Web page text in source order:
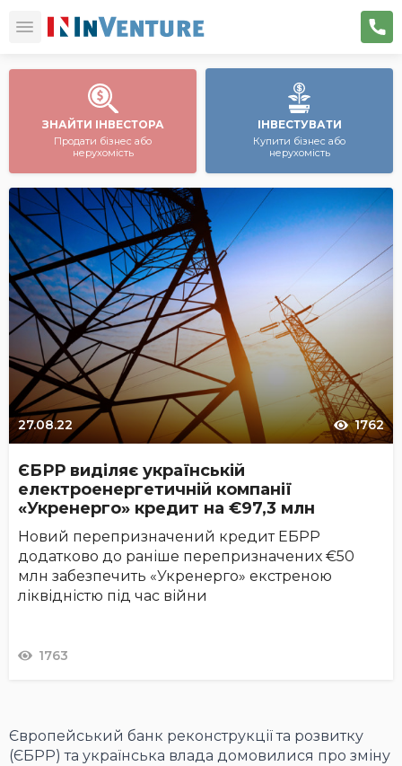
ЗНАЙТИ ІНВЕСТОРА
Продати бізнес або
нерухомість
ІНВЕСТУВАТИ
Купити бізнес або
нерухомість
27.08.22 1762
ЄБРР виділяє українській
електроенергетичній компанії
«Укренерго» кредит на €97,3 млн
Новий перепризначений кредит ЕБРР
додатково до раніше перепризначених €50
млн забезпечить «Укренерго» екстреною
ліквідністю під час війни
1763
Європейський банк реконструкції та розвитку
(ЄБРР) та українська влада домовилися про зміну